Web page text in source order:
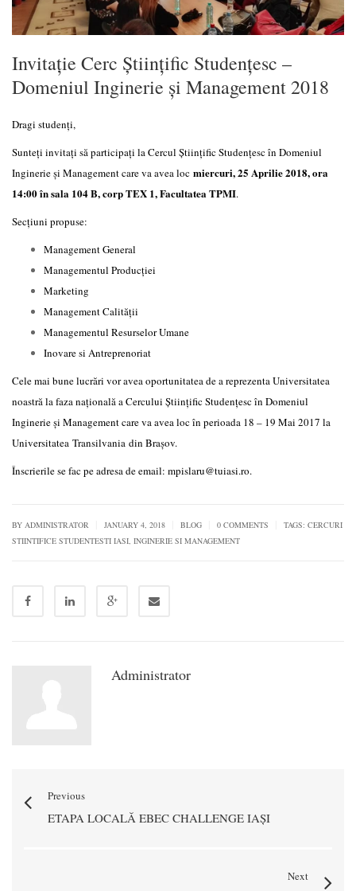
Invitație Cerc Științific Studențesc –
Domeniul Inginerie și Management 2018
Dragi studenți,
Sunteți invitați să participați la Cercul Științific Studențesc în Domeniul
Inginerie și Management care va avea loc miercuri, 25 Aprilie 2018, ora
14:00 în sala 104 B, corp TEX 1, Facultatea TPMI.
Secțiuni propuse:
Management General
Managementul Producției
Marketing
Management Calității
Managementul Resurselor Umane
Inovare si Antreprenoriat
Cele mai bune lucrări vor avea oportunitatea de a reprezenta Universitatea
noastră la faza națională a Cercului Științific Studențesc în Domeniul
Inginerie și Management care va avea loc în perioada 18 – 19 Mai 2017 la
Universitatea Transilvania din Brașov.
Înscrierile se fac pe adresa de email: mpislaru@tuiasi.ro.
BY ADMINISTRATOR JANUARY 4, 2018 BLOG 0 COMMENTS TAGS: CERCURI
STIINTIFICE STUDENTESTI IASI INGINERIE SI MANAGEMENT
Administrator
Previous
ETAPA LOCALĂ EBEC CHALLENGE IAȘI
Next